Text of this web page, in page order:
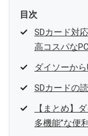
目次
SDカード対
高コスパな
ダイソーか
SDカードの
【まとめ】
多機能”な便